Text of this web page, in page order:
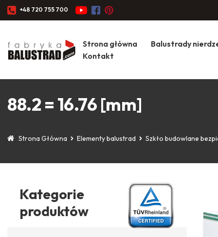
+48 720 755 700
Strona główna
Balustrady
Kontakt
88.2 = 16.76 [mm]
Strona Główna Elementy balustrad Szkło budowlane
Kategorie
produktów